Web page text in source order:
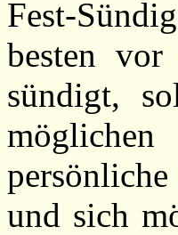
Fest-
besten
sündigt,
und sich